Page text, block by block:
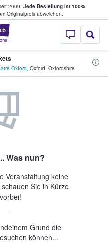
2009. Jede Bestellung ist 100%
Originalpreis abweichen.
StubHub - Wo
Oxford, Oxford, Oxfordshire
Was nun?
Veranstaltung keine
Sie in Kürze
Grund die
können...